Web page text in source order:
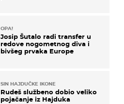
OPA!
Josip Šutalo radi transfer u
redove nogometnog diva i
bivšeg prvaka Europe
SIN HAJDUČKE IKONE
Rudeš službeno dobio veliko
pojačanje iz Hajduka